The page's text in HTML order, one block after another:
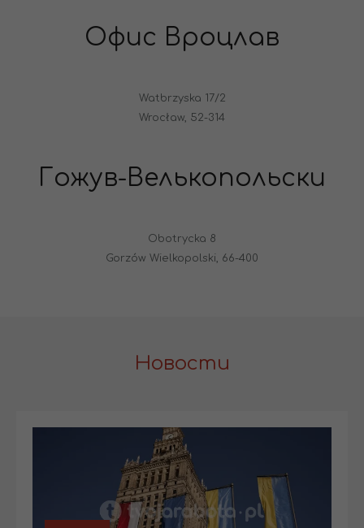
Офис Вроцлав
Watbrzyska 17/2
Wrocław, 52-314
Гожув-Велькопольски
Obotrycka 8
Gorzów Wielkopolski, 66-400
Новости